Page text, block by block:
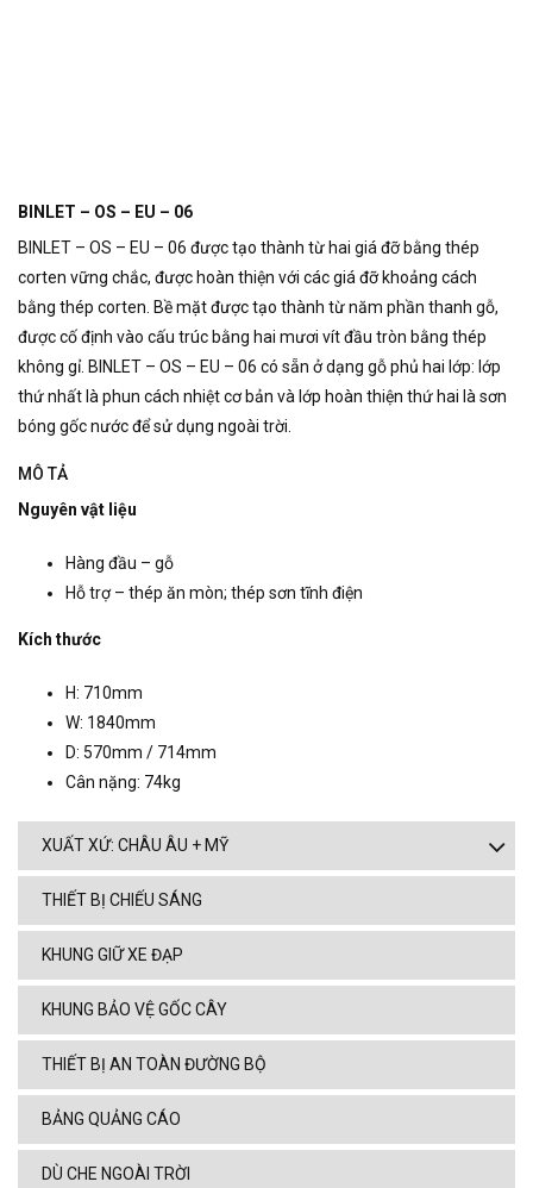
BINLET – OS – EU – 06
BINLET – OS – EU – 06 được tạo thành từ hai giá đỡ bằng thép
corten vững chắc, được hoàn thiện với các giá đỡ khoảng cách
bằng thép corten. Bề mặt được tạo thành từ năm phần thanh gỗ,
được cố định vào cấu trúc bằng hai mươi vít đầu tròn bằng thép
không gỉ. BINLET – OS – EU – 06 có sẵn ở dạng gỗ phủ hai lớp: lớp
thứ nhất là phun cách nhiệt cơ bản và lớp hoàn thiện thứ hai là sơn
bóng gốc nước để sử dụng ngoài trời.
MÔ TẢ
Nguyên vật liệu
Hàng đầu – gỗ
Hỗ trợ – thép ăn mòn; thép sơn tĩnh điện
Kích thước
H: 710mm
W: 1840mm
D: 570mm / 714mm
Cân nặng: 74kg
XUẤT XỨ: CHÂU ÂU + MỸ
THIẾT BỊ CHIẾU SÁNG
KHUNG GIỮ XE ĐẠP
KHUNG BẢO VỆ GỐC CÂY
THIẾT BỊ AN TOÀN ĐƯỜNG BỘ
BẢNG QUẢNG CÁO
DÙ CHE NGOÀI TRỜI